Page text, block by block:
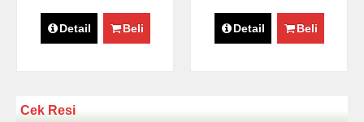
Detail Beli Detail Beli
Cek Resi